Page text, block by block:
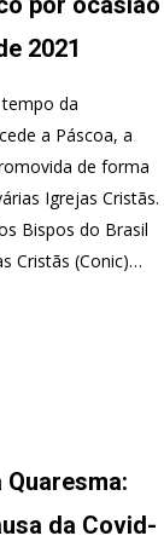
2021
da
a Páscoa, a
de forma
Igrejas Cristãs.
Bispos do Brasil
Cristãs (Conic)…
Quaresma:
da Covid-